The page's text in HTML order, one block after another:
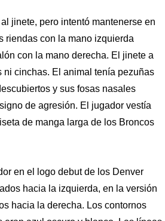
jinete, pero intentó mantenerse en
riendas con la mano izquierda
con la mano derecha. El jinete a
ni cinchas. El animal tenía pezuñas
y sus fosas nasales
de agresión. El jugador vestía
de manga larga de los Broncos
en el logo debut de los Denver
hacia la izquierda, en la versión
hacia la derecha. Los contornos